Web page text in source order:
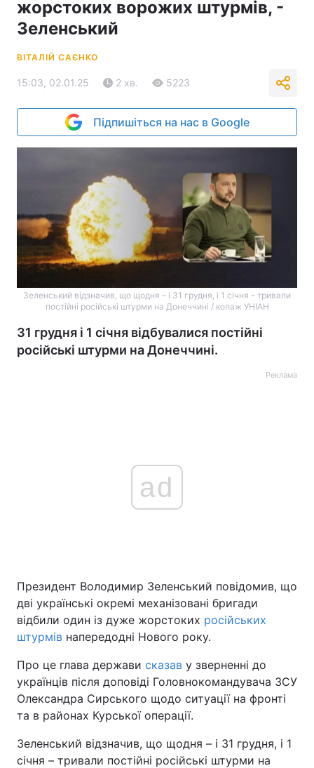
жорстоких ворожих штурмів, -
Зеленський
ВІТАЛІЙ САЄНКО
15:03, 02.01.25 2 хв. 5223
Підпишіться на нас в Google
Зеленський відзначив, що щодня – і 31 грудня, і 1 січня – тривали
постійні російські штурми на Донеччині / колаж УНІАН
31 грудня і 1 січня відбувалися постійні
російські штурми на Донеччині.
Реклама
ad
Президент Володимир Зеленський повідомив, що
дві українські окремі механізовані бригади
відбили один із дуже жорстоких російських
штурмів напередодні Нового року.
Про це глава держави сказав у зверненні до
українців після доповіді Головнокомандувача ЗСУ
Олександра Сирського щодо ситуації на фронті
та в районах Курської операції.
Зеленський відзначив, що щодня – і 31 грудня, і 1
січня – тривали постійні російські штурми на